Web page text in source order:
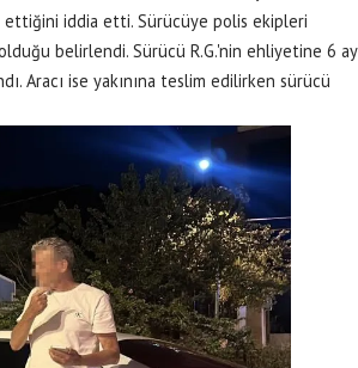
ettiğini iddia etti. Sürücüye polis ekipleri
belirlendi. Sürücü R.G.'nin ehliyetine 6 ay
Aracı ise yakınına teslim edilirken sürücü